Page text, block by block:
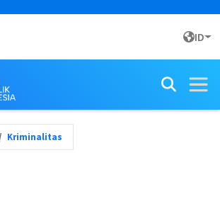
ID
Kriminalitas